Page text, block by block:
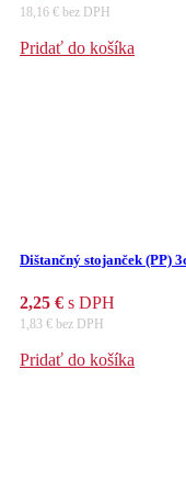
18,16 € bez DPH
Pridať do košíka
Dištančný stojanček (PP)
2,25 € s DPH
1,83 € bez DPH
Pridať do košíka